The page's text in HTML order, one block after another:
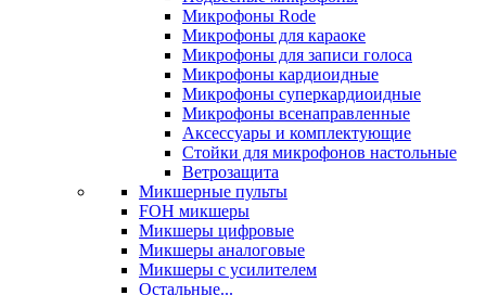
Микрофоны Rode
Микрофоны для караоке
Микрофоны для записи голоса
Микрофоны кардиоидные
Микрофоны суперкардиоидные
Микрофоны всенаправленные
Аксессуары и комплектующие
Стойки для микрофонов настольные
Ветрозащита
Микшерные пульты
FOH микшеры
Микшеры цифровые
Микшеры аналоговые
Микшеры с усилителем
Остальные...